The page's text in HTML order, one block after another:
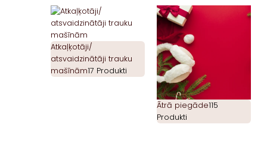
Atkaļķotāji/
atsvaidzinātāji trauku
mašīnām17 Produkti
Ātrā piegāde115
Produkti